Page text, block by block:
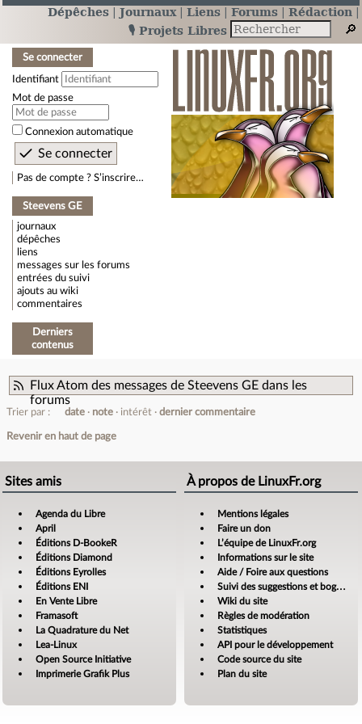
Dépêches Journaux Liens Forums
Rédaction
🎙️ Projets Libres
Se connecter
Identifiant
Mot de passe
Connexion automatique
Pas de compte ? S’inscrire…
Steevens GE
journaux
dépêches
liens
messages sur les forums
entrées du suivi
ajouts au wiki
commentaires
Derniers
contenus
Flux Atom des messages de Steevens GE dans les
forums
Trier par : date note intérêt dernier commentaire
Revenir en haut de page
Sites amis
Agenda du Libre
April
Éditions D-BookeR
Éditions Diamond
Éditions Eyrolles
Éditions ENI
En Vente Libre
Framasoft
La Quadrature du Net
Lea-Linux
Open Source Initiative
Imprimerie Grafik Plus
À propos de LinuxFr.org
Mentions légales
Faire un don
L’équipe de LinuxFr.org
Informations sur le site
Aide / Foire aux questions
Suivi des suggestions et bogues
Wiki du site
Règles de modération
Statistiques
API pour le développement
Code source du site
Plan du site